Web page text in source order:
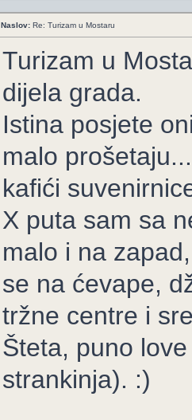
Naslov: Re: Turizam u Mostaru
Turizam u
dijela grada.
Istina posjete
malo
kafići
X puta sam sa
malo i na
se na ćevape,
tržne centre i
Šteta, puno
strankinja). :)